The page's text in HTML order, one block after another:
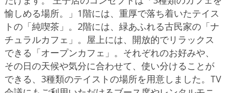
愉しめる場所。」1階には、重厚で落ち着いたテイス
トの「純喫茶」。2階には、緑あふれる古民家の「ナ
チュラルカフェ」。屋上には、開放的でリラックス
できる「オープンカフェ」。それぞれのお好みや、
その日の天候や気分に合わせて、使い分けることが
できる、3種類のテイストの場所を用意しました。TV